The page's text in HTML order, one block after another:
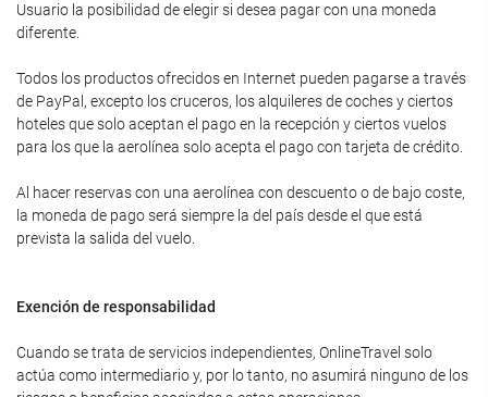
Usuario la posibilidad de elegir si desea pagar con una moneda
diferente.
Todos los productos ofrecidos en Internet pueden pagarse a través
de PayPal, excepto los cruceros, los alquileres de coches y ciertos
hoteles que solo aceptan el pago en la recepción y ciertos vuelos
para los que la aerolínea solo acepta el pago con tarjeta de crédito.
Al hacer reservas con una aerolínea con descuento o de bajo coste,
la moneda de pago será siempre la del país desde el que está
prevista la salida del vuelo.
Exención de responsabilidad
Cuando se trata de servicios independientes, OnlineTravel solo
actúa como intermediario y, por lo tanto, no asumirá ninguno de los